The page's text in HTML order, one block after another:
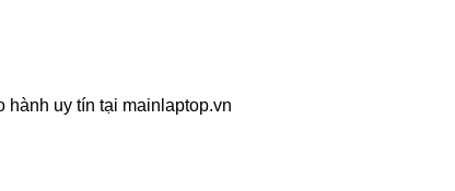
hành uy tín tại mainlaptop.vn